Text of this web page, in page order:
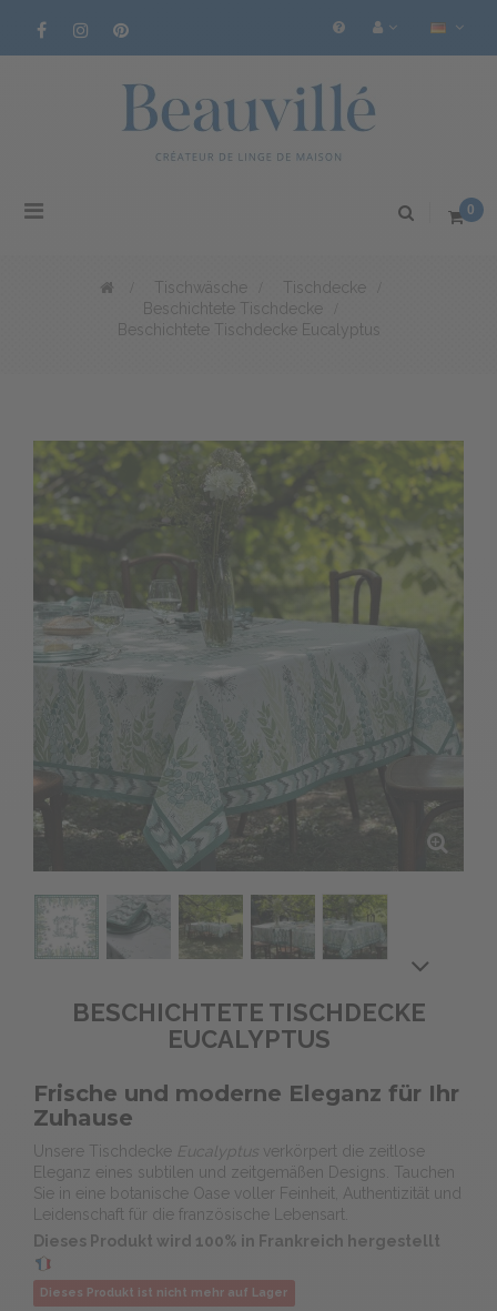
Toggle
0
Tischwäsche Tischdecke
Beschichtete Tischdecke
Beschichtete Tischdecke Eucalyptus
BESCHICHTETE TISCHDECKE
EUCALYPTUS
Frische und moderne Eleganz für Ihr
Zuhause
Unsere Tischdecke Eucalyptus
verkörpert die zeitlose
Eleganz eines subtilen und zeitgemäßen Designs. Tauchen
Sie in eine botanische Oase voller Feinheit, Authentizität und
Leidenschaft für die französische Lebensart.
Dieses Produkt wird 100% in Frankreich hergestellt
Dieses Produkt ist nicht mehr auf Lager